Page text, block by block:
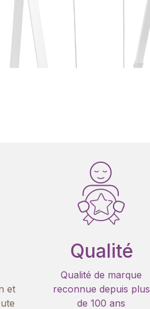
et
Qualité
Qualité de marque
reconnue depuis plus
de 100 ans